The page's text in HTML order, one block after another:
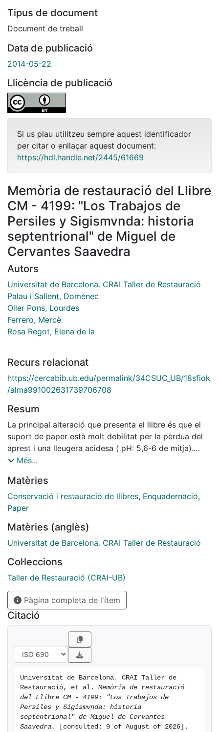
Tipus de document
Document de treball
Data de publicació
2014-05-22
Llicència de publicació
Si us plau utilitzeu sempre aquest identificador
per citar o enllaçar aquest document:
https://hdl.handle.net/2445/61669
Memòria de restauració del Llibre
CM - 4199: "Los Trabajos de
Persiles y Sigismvnda: historia
septentrional" de Miguel de
Cervantes Saavedra
Autors
Universitat de Barcelona. CRAI Taller de Restauració
Palau i Sallent, Domènec
Oller Pons, Lourdes
Ferrero, Mercè
Rosa Regot, Elena de la
Recurs relacionat
https://cercabib.ub.edu/permalink/34CSUC_UB/18sfiok
/alma991002631739706708
Resum
La principal alteració que presenta el llibre és que el
suport de paper està molt debilitat per la pèrdua del
aprest i una lleugera acidesa ( pH: 5,6-6 de mitja).
També té moltes taques d’humitats i brutícia.
s’està desprenent del bloc, això provoca que aquesta
no compleixi la seva funció de protecció del bloc
correctament.
Més...
Matèries
Conservació i restauració de llibres, Enquadernació,
Paper
Matèries (anglès)
Universitat de Barcelona. CRAI Taller de Restauració
Col·leccions
Taller de Restauració (CRAI-UB)
Pàgina completa de l'ítem
Citació
Universitat de Barcelona. CRAI Taller de
Restauració, et al. Memòria de restauració
del Llibre CM - 4199: "Los Trabajos de
Persiles y Sigismvnda: historia
septentrional" de Miguel de Cervantes
Saavedra.
[consulted: 9 of August of 2026].